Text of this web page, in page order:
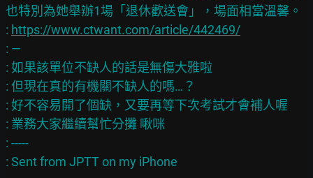
也特別為她舉辦1場「退休歡送會」，場面相當溫馨。
: https://www.ctwant.com/article/442469/
: —
: 如果該單位不缺人的話是無傷大雅啦
: 但現在真的有機關不缺人的嗎…？
: 好不容易開了個缺，又要再等下次考試才會補人喔
: 業務大家繼續幫忙分攤 啾咪
: -----